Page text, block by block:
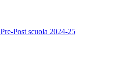
Post scuola 2024-25